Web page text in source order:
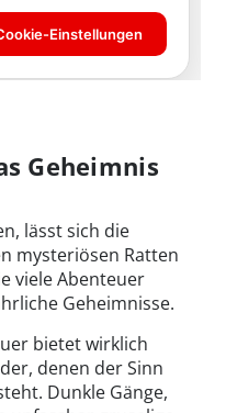
Geheimnis
lässt sich die
mysteriösen Ratten
viele Abenteuer
Geheimnisse.
bietet wirklich
denen der Sinn
Dunkle Gänge,